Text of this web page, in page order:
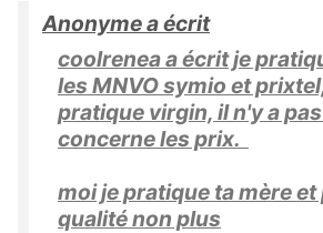
Anonyme a écrit
coolrenea a écrit je
les MNVO symio et
pratique virgin, il n'y a
concerne les prix.
moi je pratique ta mère
qualité non plus